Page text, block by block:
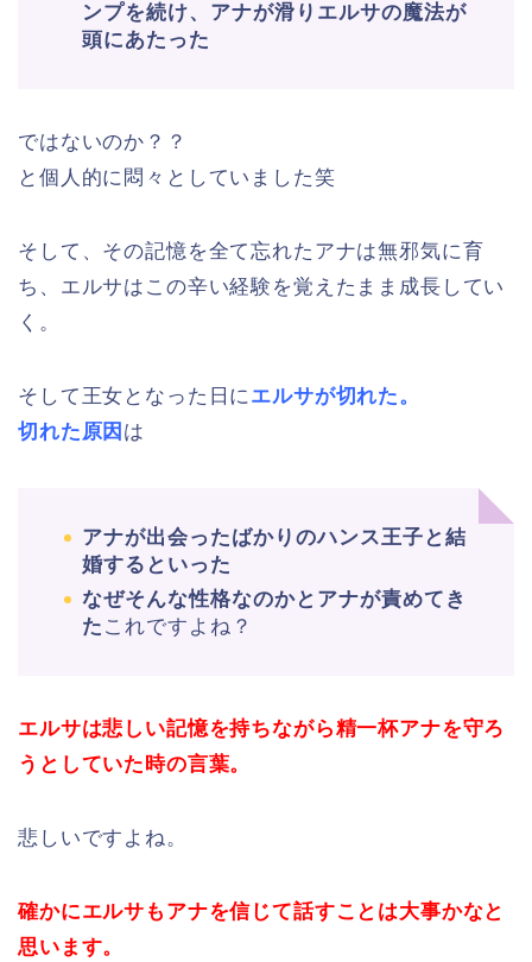
ンプを続け、アナが滑りエルサの魔法が
頭にあたった
ではないのか？？
と個人的に悶々としていました笑
そして、その記憶を全て忘れたアナは無邪気に育
ち、エルサはこの辛い経験を覚えたまま成長してい
く。
そして王女となった日にエルサが切れた。
切れた原因 は
アナが出会ったばかりのハンス王子と結
婚するといった
なぜそんな性格なのかとアナが責めてき
た これですよね？
エルサは悲しい記憶を持ちながら精一杯アナを守ろ
うとしていた時の言葉。
悲しいですよね。
確かにエルサもアナを信じて話すことは大事かなと
思います。